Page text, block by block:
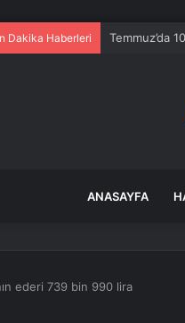
Dakika Haberleri Temmuz’da
ANASAYFA
ederi 739 bin 990 lira